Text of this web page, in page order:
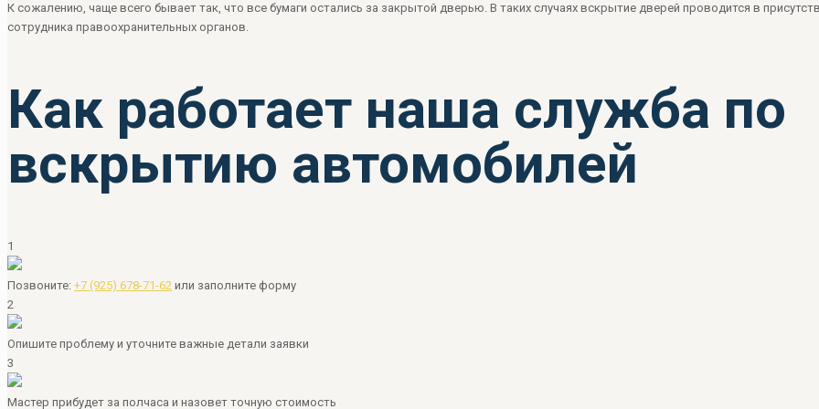
К сожалению, чаще всего бывает так, что все бумаги остались за закрытой дверью. В таких случаях вскрытие дверей проводится в
сотрудника правоохранительных органов.
Как работает наша служба по
вскрытию автомобилей
1
Позвоните: +7 (925) 678-71-62 или заполните форму
2
Опишите проблему и уточните важные детали заявки
3
Мастер прибудет за полчаса и назовет точную стоимость